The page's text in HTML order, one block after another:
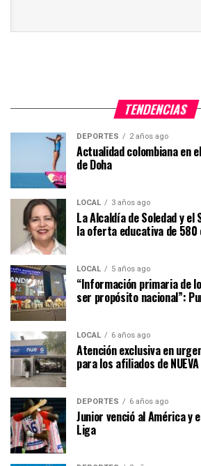
TENDENCIAS
DEPORTES 2 años ago
Actualidad colombiana en
de Doha
LOCAL 3 años ago
La Alcaldía de Soledad y el
la oferta educativa de 580
LOCAL 5 años ago
“Información primaria de
ser propósito nacional”:
LOCAL 6 años ago
Atención exclusiva en
para los afiliados de
DEPORTES 6 años ago
Junior venció al América y
Liga